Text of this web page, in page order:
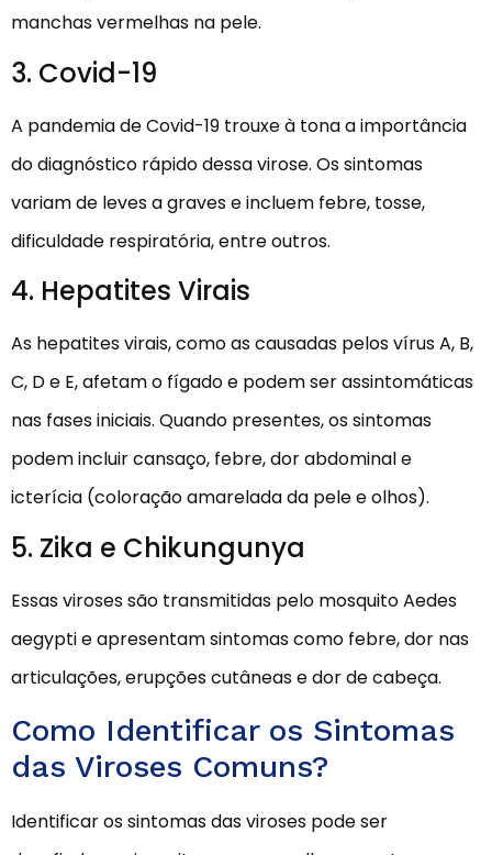
manchas vermelhas na pele.
3. Covid-19
A pandemia de Covid-19 trouxe à tona a importância
do diagnóstico rápido dessa virose. Os sintomas
variam de leves a graves e incluem febre, tosse,
dificuldade respiratória, entre outros.
4. Hepatites Virais
As hepatites virais, como as causadas pelos vírus A, B,
C, D e E, afetam o fígado e podem ser assintomáticas
nas fases iniciais. Quando presentes, os sintomas
podem incluir cansaço, febre, dor abdominal e
icterícia (coloração amarelada da pele e olhos).
5. Zika e Chikungunya
Essas viroses são transmitidas pelo mosquito Aedes
aegypti e apresentam sintomas como febre, dor nas
articulações, erupções cutâneas e dor de cabeça.
Como Identificar os Sintomas
das Viroses Comuns?
Identificar os sintomas das viroses pode ser